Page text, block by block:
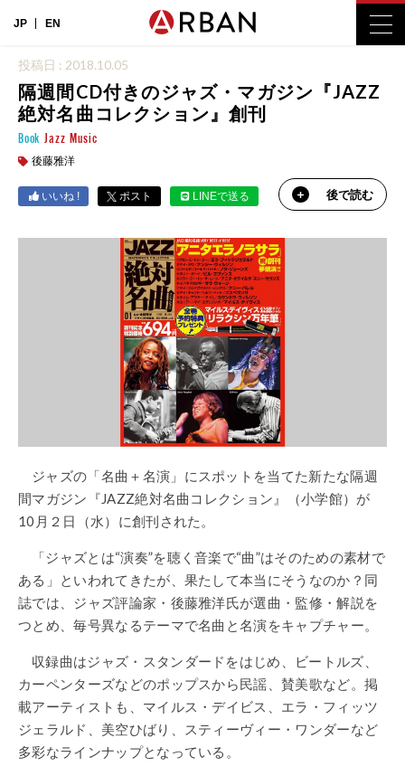
JP EN
投稿日 : 2018.10.05
隔週間CD付きのジャズ・マガジン『JAZZ
絶対名曲コレクション』創刊
Book Jazz Music
後藤雅洋
いいね ! ポスト LINEで送る 後で読む
ジャズの「名曲＋名演」にスポットを当てた新たな隔週
間マガジン『JAZZ絶対名曲コレクション』（小学館）が
10月２日（水）に創刊された。
「ジャズとは“演奏”を聴く音楽で“曲”はそのための素材で
ある」といわれてきたが、果たして本当にそうなのか？同
誌では、ジャズ評論家・後藤雅洋氏が選曲・監修・解説を
つとめ、毎号異なるテーマで名曲と名演をキャプチャー。
収録曲はジャズ・スタンダードをはじめ、ビートルズ、
カーペンターズなどのポップスから民謡、賛美歌など。掲
載アーティストも、マイルス・デイビス、エラ・フィッツ
ジェラルド、美空ひばり、スティーヴィー・ワンダーなど
多彩なラインナップとなっている。